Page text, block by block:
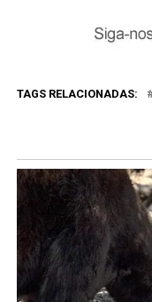
TAGS RELACIONADAS: